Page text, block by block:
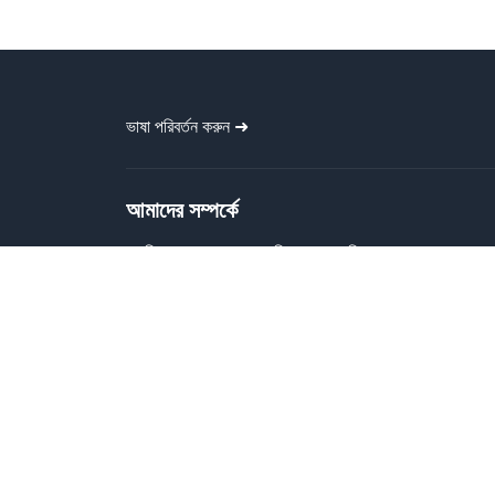
ভাষা পরিবর্তন করুন ➜
আমাদের সম্পর্কে
গ্রাফিক বাংলা প্রত্যেককে বিনামূল্যে গ্রাফিক